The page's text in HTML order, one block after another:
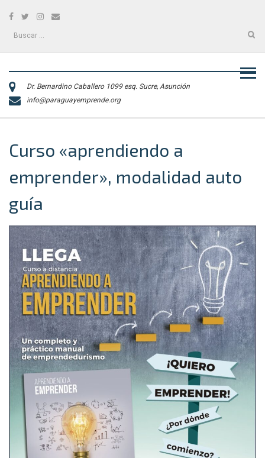
Facebook
TwitterInstagram
Correo
Buscar:
Dr. Bernardino Caballero 1099 esq. Sucre, Asunción
info@paraguayemprende.org
Curso «aprendiendo a
emprender», modalidad auto
guía